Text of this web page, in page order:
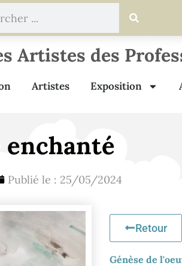
Artistes des
Artistes Exposition
Publié le : 25/05/2024
Retour
Génèse de